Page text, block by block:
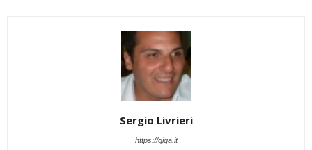
Sergio Livrieri
https://giga.it